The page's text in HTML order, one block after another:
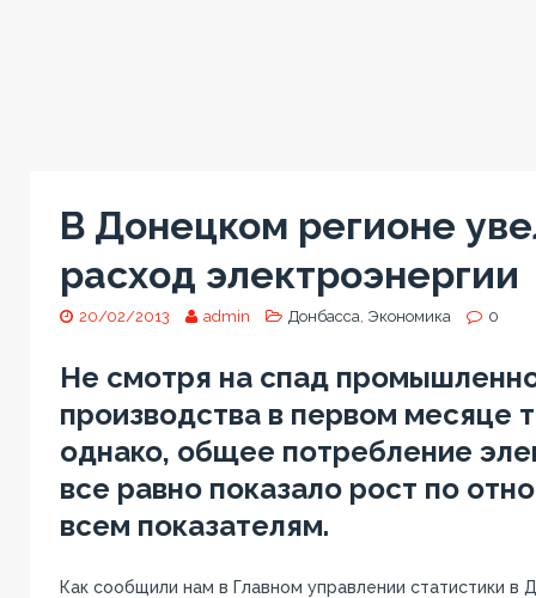
В Донецком регионе
расход электроэнергии
20/02/2013 admin Донбасса Экономика 0
Не смотря на спад
производства в первом месяце
однако, общее потребление
все равно показало рост по
всем показателям.
Как сообщили нам в Главном управлении статистики в